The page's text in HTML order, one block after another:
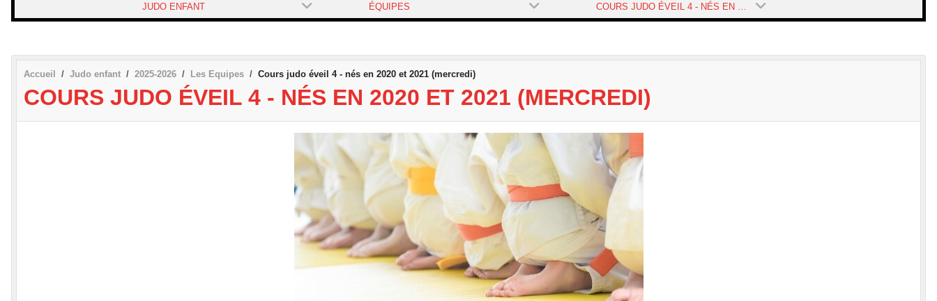
JUDO ENFANT ÉQUIPES
Accueil Judo enfant 2025-2026 Les Equipes Cours judo éveil 4 - nés en 2020 et 2021 (mercredi)
COURS JUDO ÉVEIL 4 - NÉS EN 2020 ET 2021 (MERCREDI)